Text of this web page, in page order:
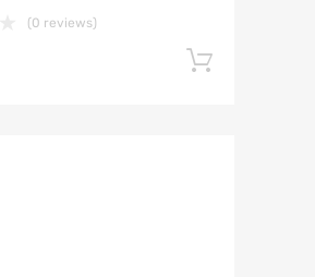
(0 reviews)